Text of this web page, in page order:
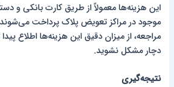
این هزینه‌ها معمولاً از طریق کارت بانکی و
موجود در مراکز تعویض پلاک پرداخت
مراجعه، از میزان دقیق این هزینه‌ها اطلاع
دچار مشکل نشوید.
نتیجه‌گیری